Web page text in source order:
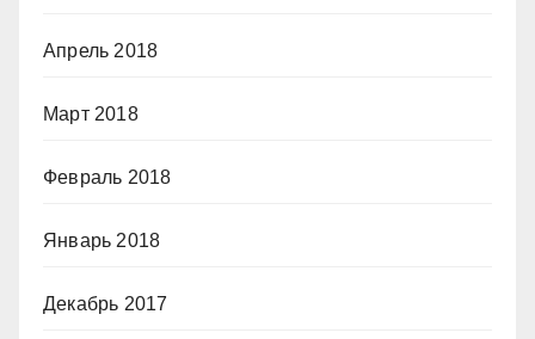
Апрель 2018
Март 2018
Февраль 2018
Январь 2018
Декабрь 2017